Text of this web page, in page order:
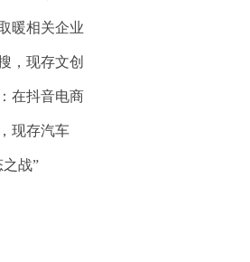
暖相关企业
，现存文创
在抖音电商
现存汽车
战”